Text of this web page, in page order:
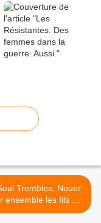
Trembles. Nouer
ensemble les fils de
la vie. >